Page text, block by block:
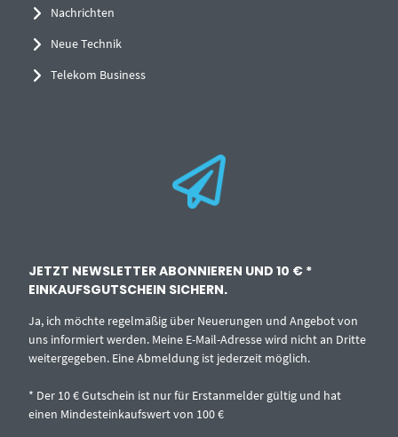
Nachrichten
Neue Technik
Telekom Business
JETZT NEWSLETTER ABONNIEREN UND 10 € *
EINKAUFSGUTSCHEIN SICHERN.
Ja, ich möchte regelmäßig über Neuerungen und Angebot von
uns informiert werden. Meine E-Mail-Adresse wird nicht an Dritte
weitergegeben. Eine Abmeldung ist jederzeit möglich.
* Der 10 € Gutschein ist nur für Erstanmelder gültig und hat
einen Mindesteinkaufswert von 100 €